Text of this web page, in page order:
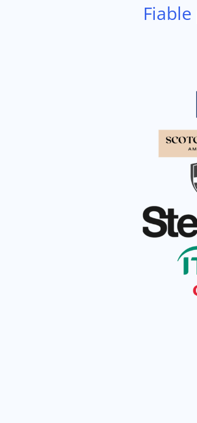
Fiable